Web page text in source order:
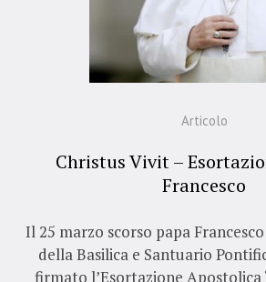
Articolo
Christus Vivit –
Francesco
Il 25 marzo scorso papa
della Basilica e Santuario
firmato l’Esortazione Apostolica